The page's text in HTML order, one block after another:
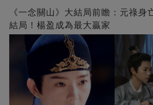
《一念關山》大結局前瞻：元祿身
結局！楊盈成為最大贏家